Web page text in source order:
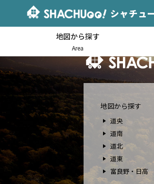
シャチュ
地図から探す
Area 北海道キャ
地図から探す
道央
道南
道北
道東
富良野・日高